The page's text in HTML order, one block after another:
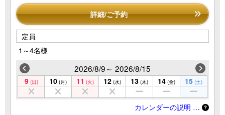
詳細/ご予約
定員
1～4名様
2026/8/9～ 2026/8/15
9 (日) 10 (月) 11 (火) 12 (水) 13 (木) 14 (金) 15 (土)
カレンダーの説明 …